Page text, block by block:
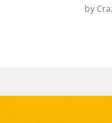
by